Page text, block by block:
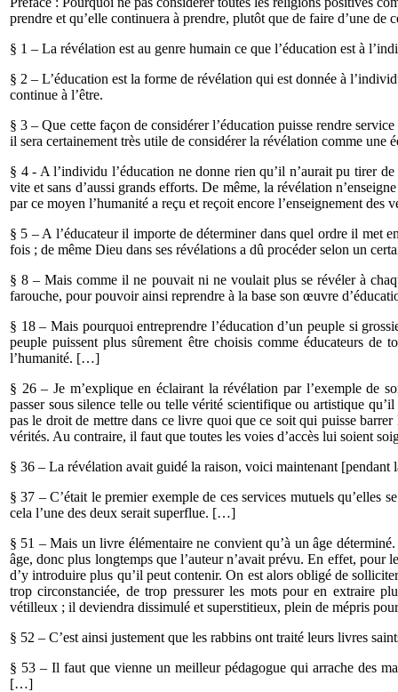
prendre et qu’elle continuera à prendre, plutôt que de faire d’une de
§ 1 – La révélation est au genre humain ce que l’éducation est à
§ 2 – L’éducation est la forme de révélation qui est donnée à
continue à l’être.
§ 3 – Que cette façon de considérer l’éducation puisse rendre
il sera certainement très utile de considérer la révélation comme
§ 4 - A l’individu l’éducation ne donne rien qu’il n’aurait pu tirer
vite et sans d’aussi grands efforts. De même, la révélation
par ce moyen l’humanité a reçu et reçoit encore l’enseignement des
§ 5 – A l’éducateur il importe de déterminer dans quel ordre il met
fois ; de même Dieu dans ses révélations a dû procéder selon un
§ 8 – Mais comme il ne pouvait ni ne voulait plus se révéler à
farouche, pour pouvoir ainsi reprendre à la base son œuvre
§ 18 – Mais pourquoi entreprendre l’éducation d’un peuple si
peuple puissent plus sûrement être choisis comme éducateurs
l’humanité. […]
§ 26 – Je m’explique en éclairant la révélation par l’exemple de
passer sous silence telle ou telle vérité scientifique ou artistique
pas le droit de mettre dans ce livre quoi que ce soit qui puisse
vérités. Au contraire, il faut que toutes les voies d’accès lui soient
§ 36 – La révélation avait guidé la raison, voici maintenant
§ 37 – C’était le premier exemple de ces services mutuels qu’elles
cela l’une des deux serait superflue. […]
§ 51 – Mais un livre élémentaire ne convient qu’à un âge
âge, donc plus longtemps que l’auteur n’avait prévu. En effet, pour
d’y introduire plus qu’il peut contenir. On est alors obligé de
trop circonstanciée, de trop pressurer les mots pour en extraire
vétilleux ; il deviendra dissimulé et superstitieux, plein de mépris
§ 52 – C’est ainsi justement que les rabbins ont traité leurs livres
§ 53 – Il faut que vienne un meilleur pédagogue qui arrache des
[…]